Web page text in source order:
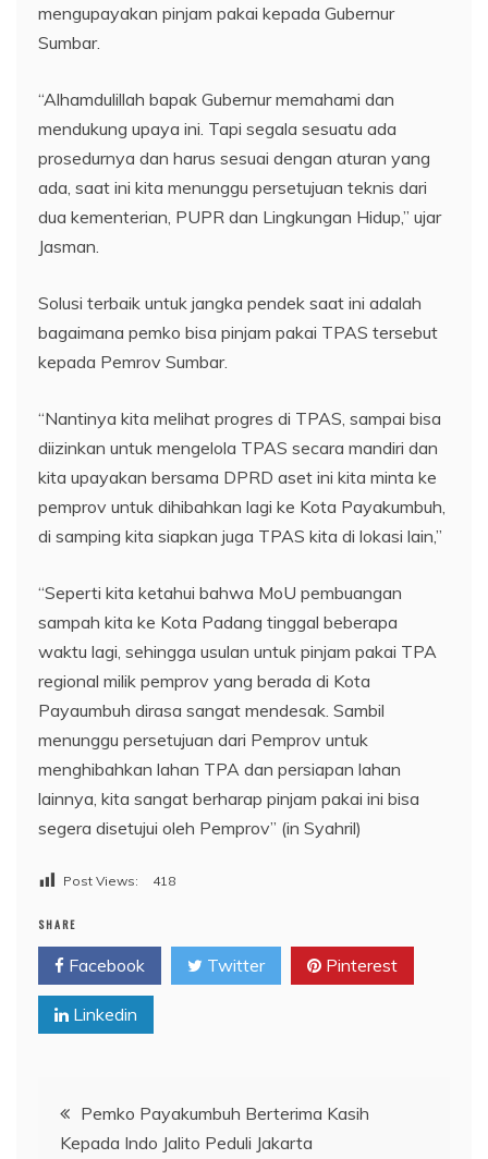
mengupayakan pinjam pakai kepada Gubernur
Sumbar.
“Alhamdulillah bapak Gubernur memahami dan
mendukung upaya ini. Tapi segala sesuatu ada
prosedurnya dan harus sesuai dengan aturan yang
ada, saat ini kita menunggu persetujuan teknis dari
dua kementerian, PUPR dan Lingkungan Hidup,” ujar
Jasman.
Solusi terbaik untuk jangka pendek saat ini adalah
bagaimana pemko bisa pinjam pakai TPAS tersebut
kepada Pemrov Sumbar.
“Nantinya kita melihat progres di TPAS, sampai bisa
diizinkan untuk mengelola TPAS secara mandiri dan
kita upayakan bersama DPRD aset ini kita minta ke
pemprov untuk dihibahkan lagi ke Kota Payakumbuh,
di samping kita siapkan juga TPAS kita di lokasi lain,”
“Seperti kita ketahui bahwa MoU pembuangan
sampah kita ke Kota Padang tinggal beberapa
waktu lagi, sehingga usulan untuk pinjam pakai TPA
regional milik pemprov yang berada di Kota
Payaumbuh dirasa sangat mendesak. Sambil
menunggu persetujuan dari Pemprov untuk
menghibahkan lahan TPA dan persiapan lahan
lainnya, kita sangat berharap pinjam pakai ini bisa
segera disetujui oleh Pemprov” (in Syahril)
Post Views: 418
SHARE
Facebook Twitter Pinterest
Linkedin
Navigasi
Pemko Payakumbuh Berterima Kasih
Kepada Indo Jalito Peduli Jakarta